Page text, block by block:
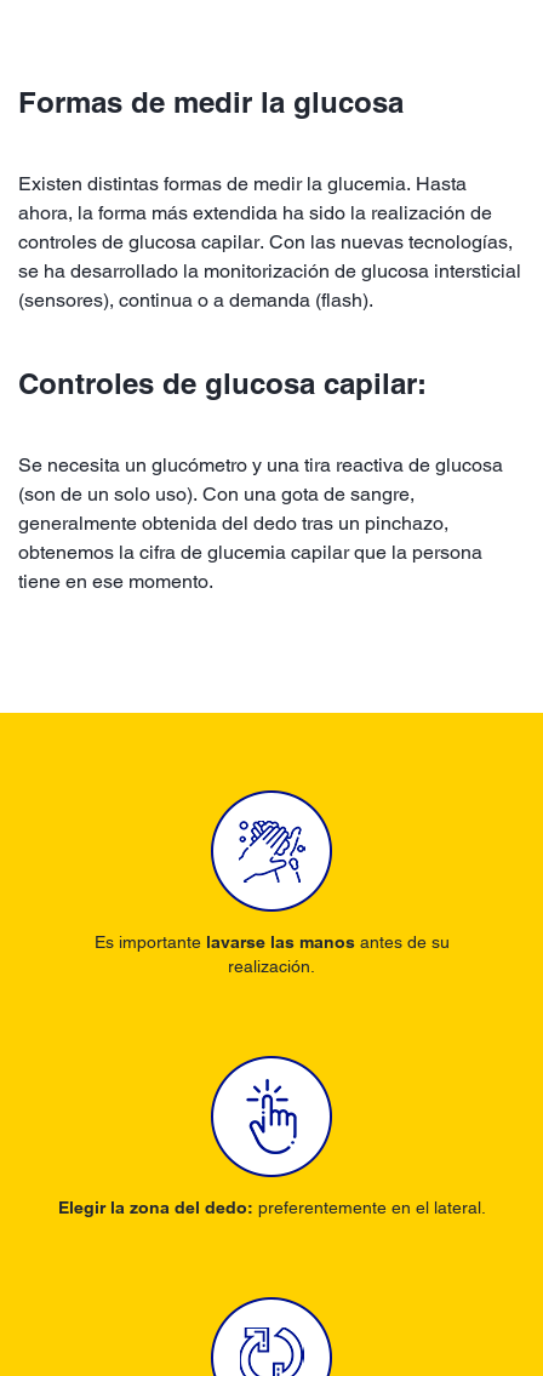
Formas de medir la glucosa
Existen distintas formas de medir la glucemia. Hasta
ahora, la forma más extendida ha sido la realización de
controles de glucosa capilar. Con las nuevas tecnologías,
se ha desarrollado la monitorización de glucosa intersticial
(sensores), continua o a demanda (flash).
Controles de glucosa capilar:
Se necesita un glucómetro y una tira reactiva de glucosa
(son de un solo uso). Con una gota de sangre,
generalmente obtenida del dedo tras un pinchazo,
obtenemos la cifra de glucemia capilar que la persona
tiene en ese momento.
Es importante lavarse las manosantes de su
realización.
Elegir la zona del dedo: preferentemente en el lateral.